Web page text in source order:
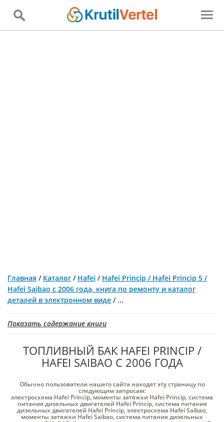
Главная / Каталог / Hafei / Hafei Princip / Hafei Princip 5 /
Hafei Saibao с 2006 года, книга по ремонту и каталог
деталей в электронном виде / ...
Показать содержание книги
ТОПЛИВНЫЙ БАК HAFEI PRINCIP /
HAFEI SAIBAO С 2006 ГОДА
Обычно пользователи нашего сайта находят эту страницу по
следующим запросам:
электросхема Hafei Princip,моменты затяжки Hafei Princip,система
питания дизельных двигателей Hafei Princip,система питания
дизельных двигателей Hafei Princip,электросхема Hafei Saibao,
моменты затяжки Hafei Saibao,система питания дизельных